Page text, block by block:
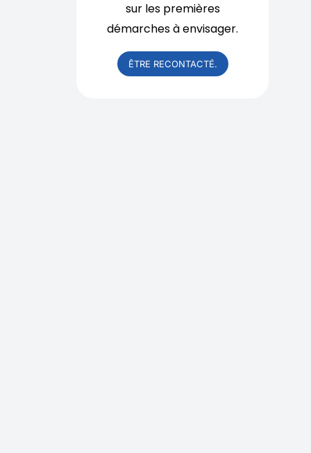
sur les premières
démarches à envisager.
ÊTRE RECONTACTÉ.